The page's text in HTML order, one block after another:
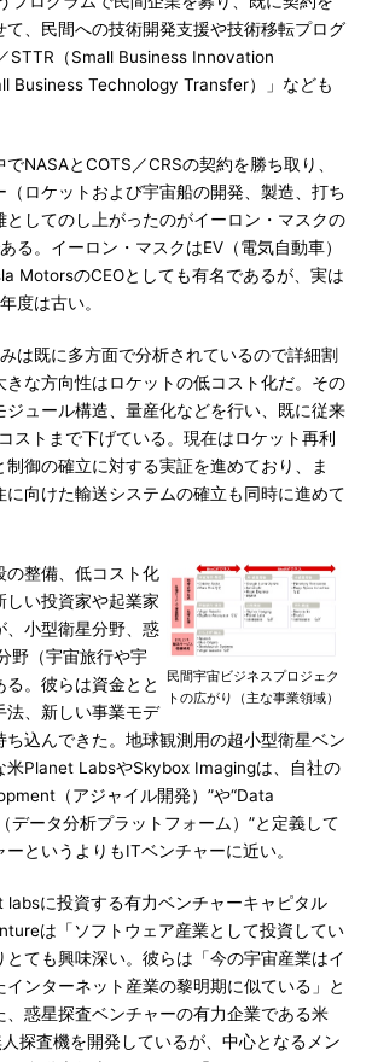
て、民間への技術開発支援や技術移転プログ
STTR（Small Business Innovation
Business Technology Transfer）」なども
NASAとCOTS／CRSの契約を勝ち取り、
（ロケットおよび宇宙船の開発、製造、打ち
としてのし上がったのがイーロン・マスクの
る。イーロン・マスクはEV（電気自動車）
MotorsのCEOとしても有名であるが、実は
度は古い。
は既に多方面で分析されているので詳細割
きな方向性はロケットの低コスト化だ。その
ジュール構造、量産化などを行い、既に従来
ストまで下げている。現在はロケット再利
制御の確立に対する実証を進めており、ま
に向けた輸送システムの確立も同時に進めて
民間宇宙ビジネスプロジェク
トの広がり（主な事業領域）
整備、低コスト化
しい投資家や起業家
、小型衛星分野、惑
野（宇宙旅行や宇
。彼らは資金とと
法、新しい事業モデ
ち込んできた。地球観測用の超小型衛星ベン
米Planet LabsやSkybox Imagingは、自社の
（アジャイル開発）”や“Data
ータ分析プラットフォーム）”と定義して
というよりもITベンチャーに近い。
に投資する有力ベンチャーキャピタル
は「ソフトウェア産業として投資してい
とても興味深い。彼らは「今の宇宙産業はイ
インターネット産業の黎明期に似ている」と
、惑星探査ベンチャーの有力企業である米
探査機を開発しているが、中心となるメン